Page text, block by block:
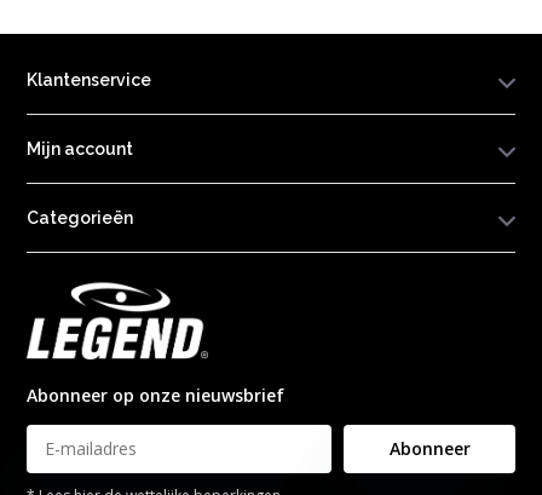
Klantenservice
Mijn account
Categorieën
Abonneer op onze nieuwsbrief
Abonneer